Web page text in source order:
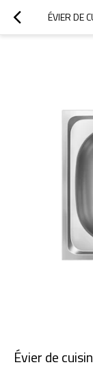
Évier de